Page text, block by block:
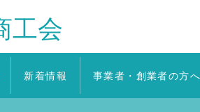
工会
新着情報 事業者・創業者の方へ